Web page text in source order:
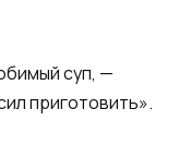
суп, —
приготовить».